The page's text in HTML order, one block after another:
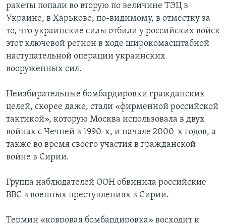
ракеты попали во вторую по величине ТЭЦ в
Украине, в Харькове, по-видимому, в отместку за
то, что украинские силы отбили у российских войск
этот ключевой регион в ходе широкомасштабной
наступательной операции украинских
вооруженных сил.
Неизбирательные бомбардировки гражданских
целей, скорее даже, стали «фирменной российской
тактикой», которую Москва использовала в двух
войнах с Чечней в 1990-х, и начале 2000-х годов, а
также во время своего участия в гражданской
войне в Сирии.
Группа наблюдателей ООН обвинила российские
ВВС в военных преступлениях в Сирии.
Термин «ковровая бомбардировка» восходит к